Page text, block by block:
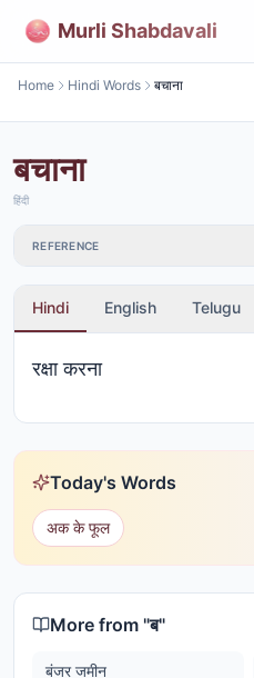
Murli Shabdavali
Home Hindi Words बचाना
बचाना
हिंदी
REFERENCE
Hindi English Telugu
रक्षा करना
Today's Words
अक के फूल
More from "ब"
बंजर जमीन